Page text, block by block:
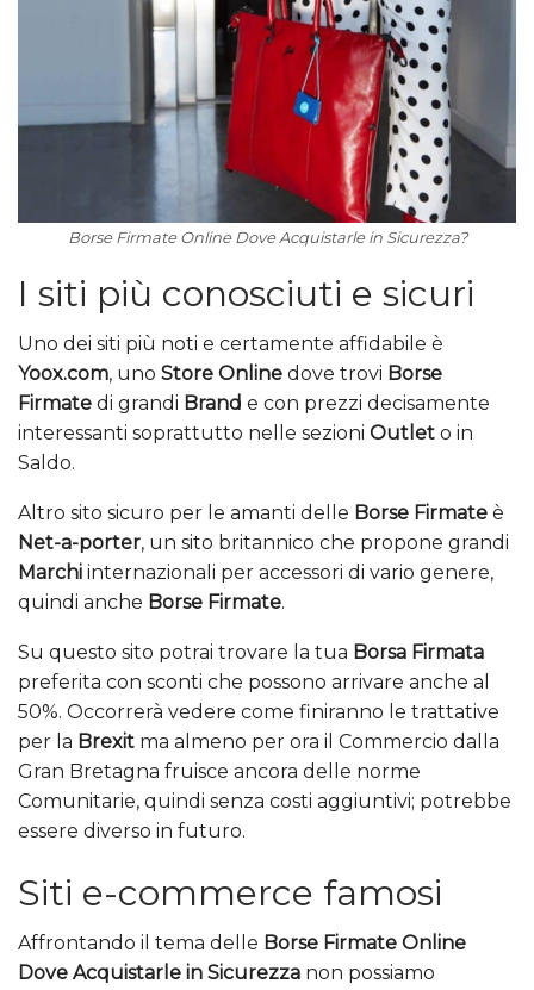
Borse Firmate Online Dove Acquistarle in Sicurezza?
I siti più conosciuti e sicuri
Uno dei siti più noti e certamente affidabile è
Yoox.com, uno Store Online dove trovi Borse
Firmate di grandi Brand e con prezzi decisamente
interessanti soprattutto nelle sezioni Outlet o in
Saldo.
Altro sito sicuro per le amanti delle Borse Firmate è
Net-a-porter, un sito britannico che propone grandi
Marchi internazionali per accessori di vario genere,
quindi anche Borse Firmate.
Su questo sito potrai trovare la tua Borsa Firmata
preferita con sconti che possono arrivare anche al
50%. Occorrerà vedere come finiranno le trattative
per la Brexit ma almeno per ora il Commercio dalla
Gran Bretagna fruisce ancora delle norme
Comunitarie, quindi senza costi aggiuntivi; potrebbe
essere diverso in futuro.
Siti e-commerce famosi
Affrontando il tema delle Borse Firmate Online
Dove Acquistarle in Sicurezza non possiamo